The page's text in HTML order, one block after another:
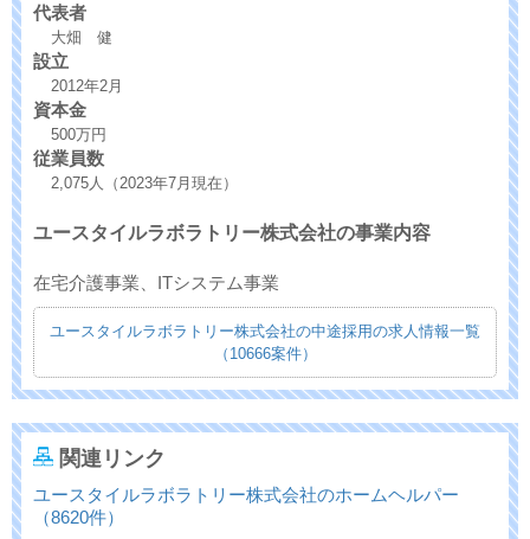
代表者
大畑 健
設立
2012年2月
資本金
500万円
従業員数
2,075人（2023年7月現在）
ユースタイルラボラトリー株式会社の事業内容
在宅介護事業、ITシステム事業
ユースタイルラボラトリー株式会社の中途採用の求人情報一覧
（10666案件）
関連リンク
ユースタイルラボラトリー株式会社のホームヘルパー
（8620件）